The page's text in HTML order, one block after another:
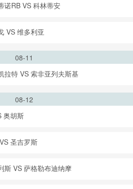
诺RB VS 科林蒂安
VS 维多利亚
08-11
拉特 VS 索非亚列夫斯基
08-12
奥胡斯
圣吉罗斯
斯 VS 萨格勒布迪纳摩